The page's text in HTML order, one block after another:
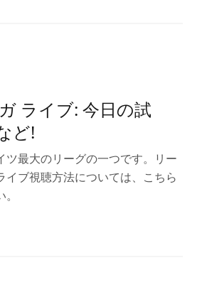
ライブ: 今日の試
ど!
ツ最大のリーグの一つです。リー
イブ視聴方法については、こちら